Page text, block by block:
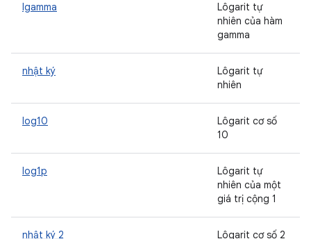
lgamma
Lôgarit tự
nhiên của hàm
gamma
nhật ký
Lôgarit tự
nhiên
log10
Lôgarit cơ số
10
log1p
Lôgarit tự
nhiên của một
giá trị cộng 1
nhật ký 2 Lôgarit cơ số 2